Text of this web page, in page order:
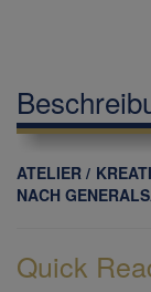
ATELIER /
NACH
Quick